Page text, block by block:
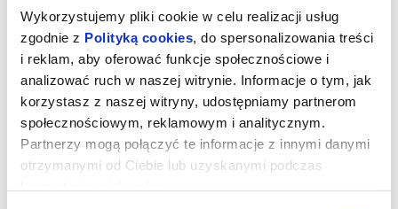
Wykorzystujemy pliki cookie w celu realizacji usług
zgodnie z Polityką cookies, do spersonalizowania treści
i reklam, aby oferować funkcje społecznościowe i
analizować ruch w naszej witrynie. Informacje o tym, jak
korzystasz z naszej witryny, udostępniamy partnerom
społecznościowym, reklamowym i analitycznym.
Partnerzy mogą połączyć te informacje z innymi danymi
otrzymanymi od Ciebie lub uzyskanymi podczas
Kielce, Żeromskiego 12
14.08.2026, g. 19:00 (piątek)
cena - od 37,00 pln
Organizator:Filharmonia Świętokrzyska im Oskara